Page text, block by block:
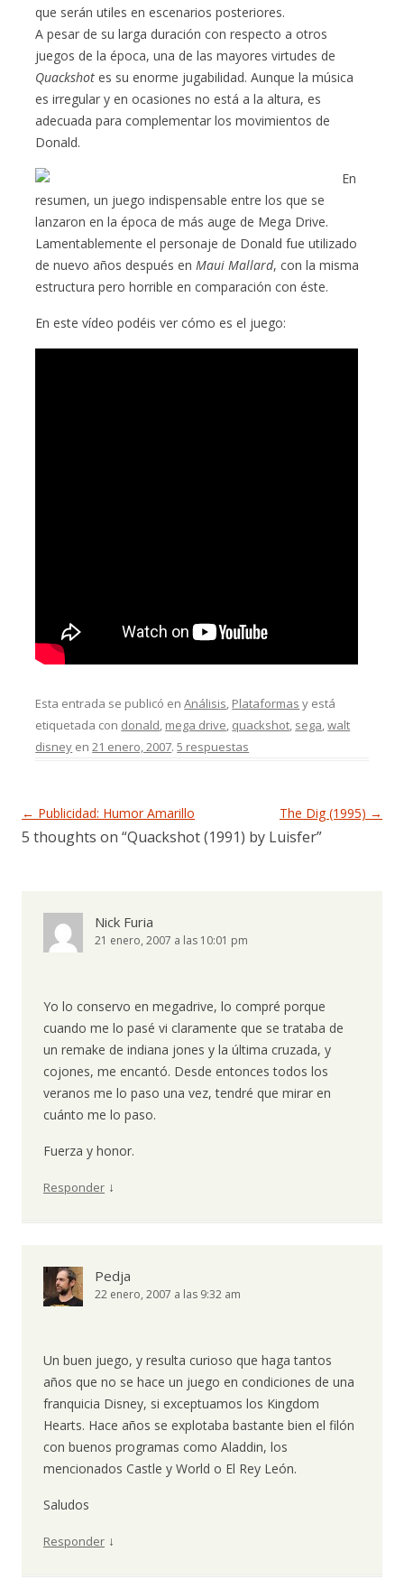
que serán utiles en escenarios posteriores.
A pesar de su larga duración con respecto a otros
juegos de la época, una de las mayores virtudes de
Quackshot es su enorme jugabilidad. Aunque la música
es irregular y en ocasiones no está a la altura, es
adecuada para complementar los movimientos de
Donald.
En
resumen, un juego indispensable entre los que se
lanzaron en la época de más auge de Mega Drive.
Lamentablemente el personaje de Donald fue utilizado
de nuevo años después en Maui Mallard, con la misma
estructura pero horrible en comparación con éste.
En este vídeo podéis ver cómo es el juego:
Esta entrada se publicó enAnálisis, Plataformas y está
etiquetada con donald, mega drive, quackshot, sega,walt
disney en21 enero, 2007.5 respuestas
Navegación de entradas
← Publicidad: Humor Amarillo The Dig (1995) →
5 thoughts on “Quackshot (1991) by Luisfer”
Nick Furia
21 enero, 2007 a las 10:01 pm
Yo lo conservo en megadrive, lo compré porque
cuando me lo pasé vi claramente que se trataba de
un remake de indiana jones y la última cruzada, y
cojones, me encantó. Desde entonces todos los
veranos me lo paso una vez, tendré que mirar en
cuánto me lo paso.
Fuerza y honor.
Responder ↓
Pedja
22 enero, 2007 a las 9:32 am
Un buen juego, y resulta curioso que haga tantos
años que no se hace un juego en condiciones de una
franquicia Disney, si exceptuamos los Kingdom
Hearts. Hace años se explotaba bastante bien el filón
con buenos programas como Aladdin, los
mencionados Castle y World o El Rey León.
Saludos
Responder ↓